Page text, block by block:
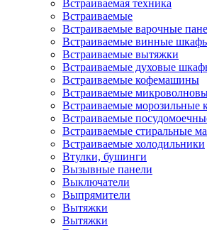
Встраиваемая техника
Встраиваемые
Встраиваемые варочные
Встраиваемые винные
Встраиваемые вытяжки
Встраиваемые духовые
Встраиваемые кофемашины
Встраиваемые
Встраиваемые морозильные
Встраиваемые
Встраиваемые стиральные
Встраиваемые холодильники
Втулки, бушинги
Вызывные панели
Выключатели
Выпрямители
Вытяжки
Вытяжки